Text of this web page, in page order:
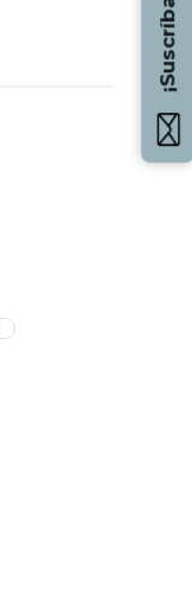
¡Suscríbase!